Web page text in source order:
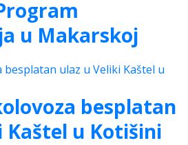
u Makarskoj
besplatan
Kaštel u Kotišini